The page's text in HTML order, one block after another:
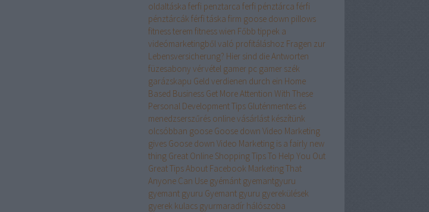
oldaltáska ferfi penztarca ferfi pénztárca férfi
pénztárcák férfi táska firm goose down pillows
fitness terem fitness wien Főbb tippek a
videómarketingből való profitáláshoz Fragen zur
Lebensversicherung? Hier sind die Antworten
füzesabony vérvétel gamer pc gamer szék
garázskapu Geld verdienen durch ein Home
Based Business Get More Attention With These
Personal Development Tips Gluténmentes és
menedzserszűrés online vásárlást készítünk
olcsóbban goose Goose down Video Marketing
gives Goose down Video Marketing is a fairly new
thing Great Online Shopping Tips To Help You Out
Great Tips About Facebook Marketing That
Anyone Can Use gyémánt gyemantgyuru
gyemant gyuru Gyemant gyuru gyerekülések
gyerek kulacs gyurmaradír hálószoba